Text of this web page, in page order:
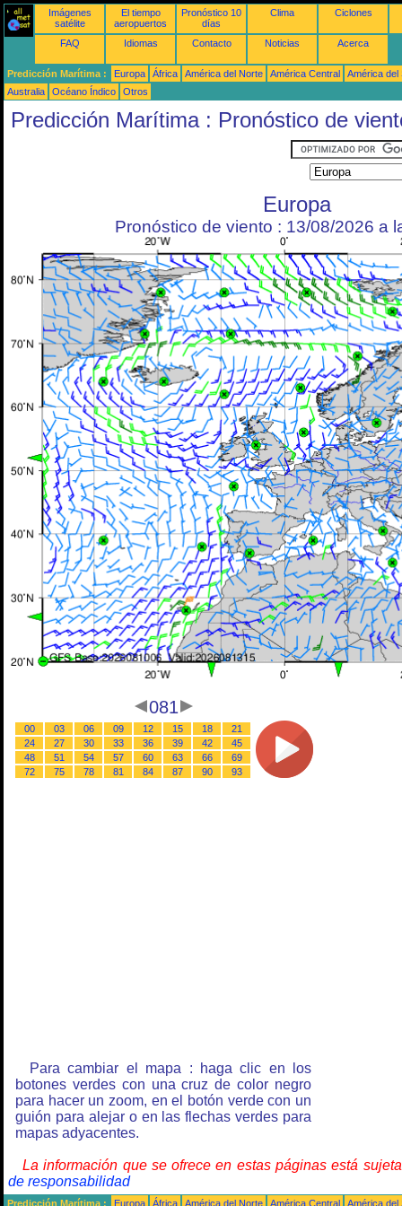
Imágenes
satélite
El tiempo
aeropuertos
Pronóstico 10
días
Clima Ciclones
FAQ Idiomas Contacto Noticias Acerca
Predicción Marítima : Europa África América del Norte América Central
América del
Australia
Océano Índico Otros
Predicción Marítima : Pronóstico de
Europa
Pronóstico de viento : 13/08/2026 a
081
00 03 06 09 12 15 18
21
24
27 30 33 36 39 42
45
48
51 54 57 60 63 66
69
72
75 78 81 84 87 90 93
Para cambiar el mapa : haga clic en los
botones verdes con una cruz de color negro
para hacer un zoom, en el botón verde con un
guión para alejar o en las flechas verdes para
mapas adyacentes.
La información que se ofrece en estas páginas está
de responsabilidad
Predicción Marítima : Europa África América del Norte América Central
América del